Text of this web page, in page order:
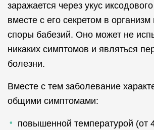
заражается через укус
вместе с его секретом в
споры бабезий. Оно может не
никаких симптомов и являться
болезни.
Вместе с тем заболевание
общими симптомами:
повышенной температурой (от